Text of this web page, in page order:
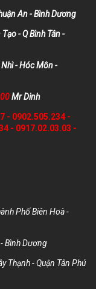
An - Bình Dương
- Q Bình Tân -
- Hóc Môn -
Mr Dinh
- 0902.505.234 -
- 0917.02.03.03 -
Phố Biên Hoà -
Bình Dương
Thạnh - Quận Tân Phú